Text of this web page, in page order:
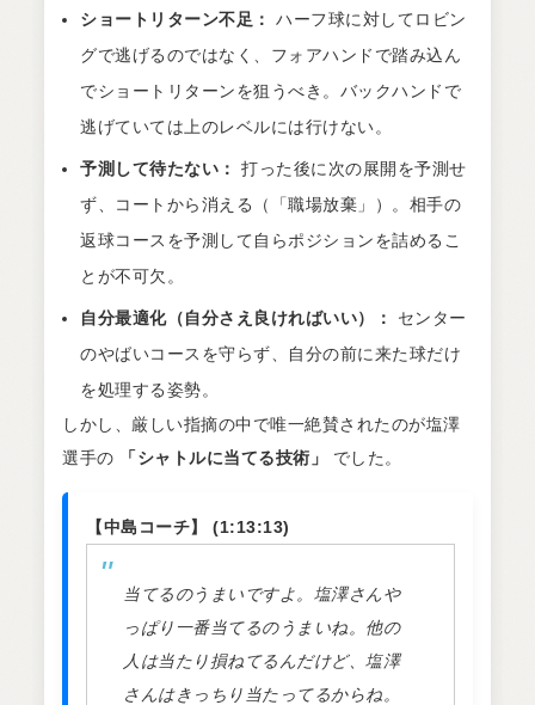
ショートリターン不足：ハーフ球に対してロビン
グで逃げるのではなく、フォアハンドで踏み込ん
でショートリターンを狙うべき。バックハンドで
逃げていては上のレベルには行けない。
予測して待たない：打った後に次の展開を予測せ
ず、コートから消える（「職場放棄」）。相手の
返球コースを予測して自らポジションを詰めるこ
とが不可欠。
自分最適化（自分さえ良ければいい）： センター
のやばいコースを守らず、自分の前に来た球だけ
を処理する姿勢。
しかし、厳しい指摘の中で唯一絶賛されたのが塩澤
選手の
「シャトルに当てる技術」 でした。
【中島コーチ】 (1:13:13)
当てるのうまいですよ。塩澤さんや
っぱり一番当てるのうまいね。他の
人は当たり損ねてるんだけど、塩澤
さんはきっちり当たってるからね。